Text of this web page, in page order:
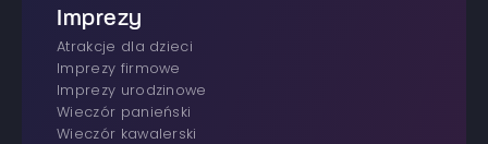
Imprezy
atrakcje dla dzieci
imprezy firmowe
Imprezy urodzinowe
wieczór panieński
wieczór kawalerski